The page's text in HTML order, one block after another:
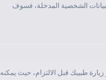
الشخصية المدخلة، فسوف
طبيبك قبل الالتزام، حيث يمكنه